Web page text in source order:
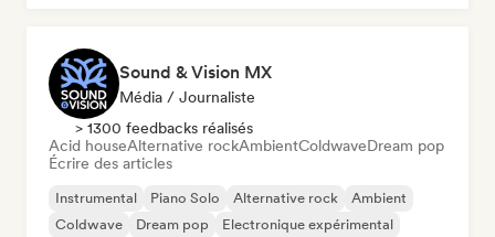
Sound & Vision MX
Média / Journaliste
> 1300 feedbacks réalisés
Acid houseAlternative rockAmbientColdwaveDream pop
Écrire des articles
Instrumental Piano Solo Alternative rock
Ambient
Coldwave
Dream pop
Electronique expérimental